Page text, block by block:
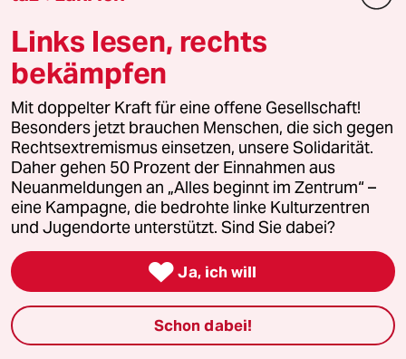
für eine starke Zivilgesellschaft einsetzen. Die taz
kooperiert deshalb mit "Alles beginnt im
Zentrum". Die Kampagne unterstützt bundesweit
linke, selbstverwaltete Orte und baut einen
solidarischen Fonds für deren Schutz und Erhalt
auf. Eine offene Gesellschaft braucht guten, frei
zugänglichen Journalismus – und
zivilgesellschaftliches Engagement. Finden Sie
auch? Dann machen Sie mit und unterstützen Sie
unsere Aktion.
Jetzt unterstützen
Links lesen, rechts
bekämpfen
Mit doppelter Kraft für eine offene Gesellschaft!
Besonders jetzt brauchen Menschen, die sich gegen
Rechtsextremismus einsetzen, unsere Solidarität.
Daher gehen 50 Prozent der Einnahmen aus
Neuanmeldungen an „Alles beginnt im Zentrum“ –
eine Kampagne, die bedrohte linke Kulturzentren
und Jugendorte unterstützt. Sind Sie dabei?
 Ja, ich will
Schon dabei!